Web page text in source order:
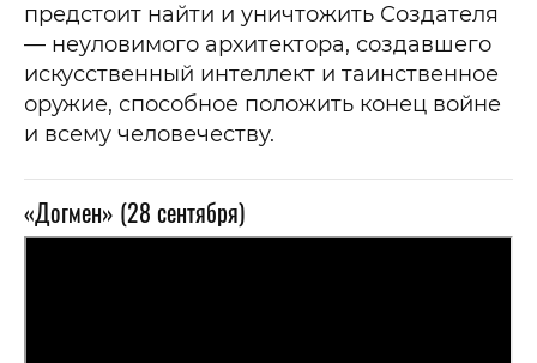
предстоит найти и уничтожить Создателя
— неуловимого архитектора, создавшего
искусственный интеллект и таинственное
оружие, способное положить конец войне
и всему человечеству.
«Догмен» (28 сентября)